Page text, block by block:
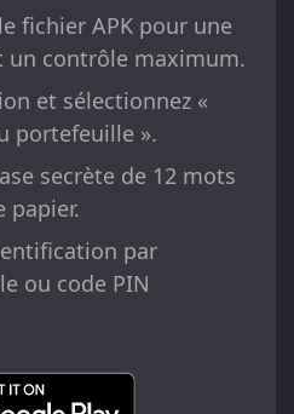
fichier APK pour une
contrôle maximum.
et sélectionnez «
portefeuille ».
secrète de 12 mots
papier.
par
ou code PIN